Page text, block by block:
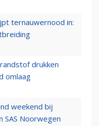
ternauwernood in:
drukken
omlaag
weekend bij
SAS Noorwegen